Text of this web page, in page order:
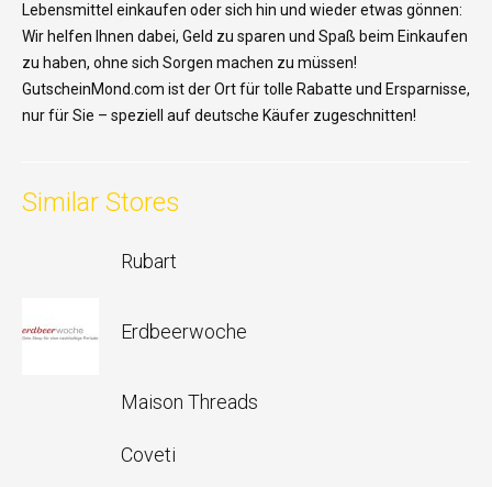
Lebensmittel einkaufen odersich hin und wiederetwas gönnen:
Wir helfen Ihnen dabei, Geld zu sparen und Spaß beim Einkaufen
zu haben, ohne sich Sorgen machen zu müssen!
GutscheinMond.com istder Ort fürtolle Rabatte und Ersparnisse,
nurfür Sie – speziell auf deutsche Käufer zugeschnitten!
Similar Stores
Rubart
Erdbeerwoche
Maison Threads
Coveti